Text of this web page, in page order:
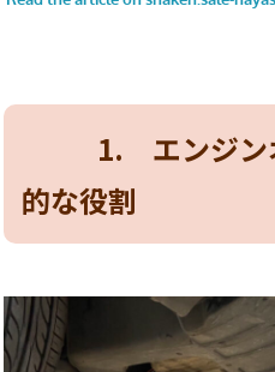
1. エンジン
的な役割